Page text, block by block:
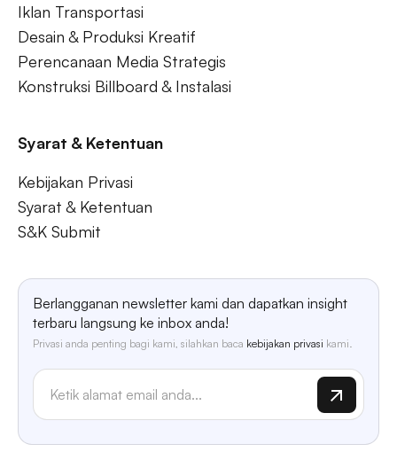
Iklan Transportasi
Desain & Produksi Kreatif
Perencanaan Media Strategis
Konstruksi Billboard & Instalasi
Syarat & Ketentuan
Kebijakan Privasi
Syarat & Ketentuan
S&K Submit
Berlangganan newsletter kami dan dapatkan insight
terbaru langsung ke inbox anda!
Privasi anda penting bagi kami, silahkan baca kebijakan privasi kami.